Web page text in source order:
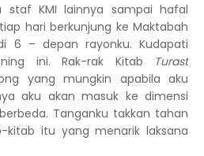
staf KMI lainnya sampai hafal
hari berkunjung ke Maktabah
6 – depan rayonku. Kudapati
ini. Rak-rak Kitab
Turast
yang mungkin apabila aku
aku akan masuk ke dimensi
Tanganku takkan tahan
kitab itu yang menarik laksana